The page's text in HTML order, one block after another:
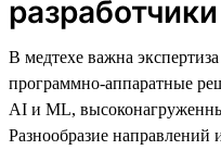
В медтехе важна
программно-аппаратные
AI и ML,
Разнообразие направлений